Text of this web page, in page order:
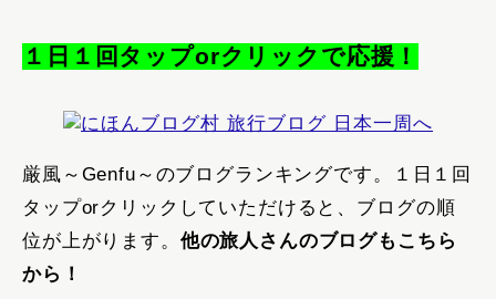
１日１回タップorクリックで応援！
厳風～Genfu～のブログランキングです。１日１回
タップorクリックしていただけると、ブログの順
位が上がります。 他の旅人さんのブログもこちら
から！